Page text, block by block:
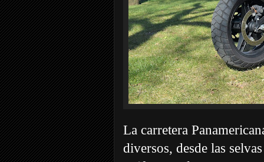
La carretera
diversos, desde las